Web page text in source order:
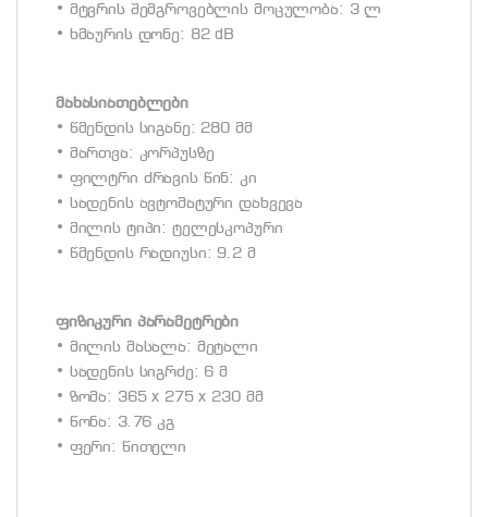
• მტვრის შემგროვებლის მოცულობა: 3 ლ
• ხმაურის დონე: 82 dB
მახასიათებლები
• წმენდის სიგანე: 280 მმ
• მართვა: კორპუსზე
• ფილტრი ძრავის წინ: კი
• სადენის ავტომატური დახვევა
• მილის ტიპი: ტელესკოპური
• წმენდის რადიუსი: 9.2 მ
ფიზიკური პარამეტრები
• მილის მასალა: მეტალი
• სადენის სიგრძე: 6 მ
• ზომა: 365 x 275 x 230 მმ
• წონა: 3.76 კგ
• ფერი: წითელი